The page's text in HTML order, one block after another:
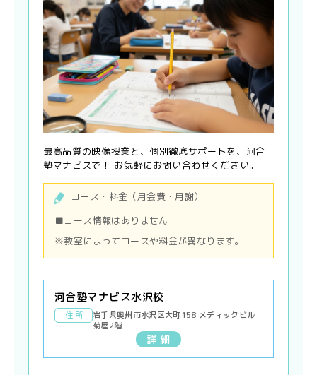
最高品質の映像授業と、個別徹底サポートを、河合
塾マナビスで！ お気軽にお問い合わせください。
コース・料金（月会費・月謝）
■コース情報はありません
※教室によってコースや料金が異なります。
河合塾マナビス水沢校
住 所
岩手県奥州市水沢区大町158 メディックビル
菊屋2階
詳 細